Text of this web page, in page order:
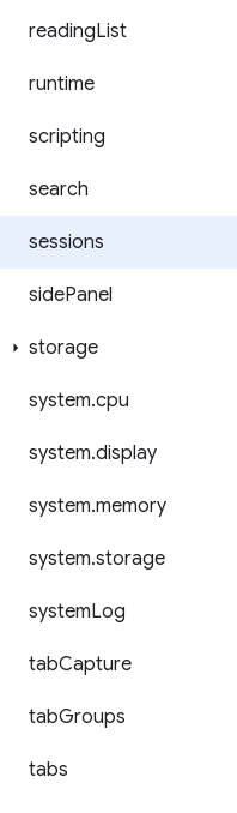
readingList
runtime
scripting
search
sessions
sidePanel
storage
system.cpu
system.display
system.memory
system.storage
systemLog
tabCapture
tabGroups
tabs